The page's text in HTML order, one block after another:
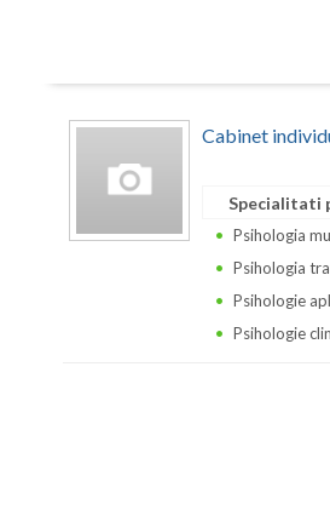
Cabinet
Specialitati
Psihologia
Psihologia
Psihologie
Psihologie